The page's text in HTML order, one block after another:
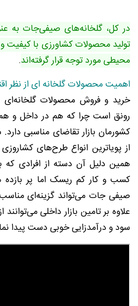
در کل، گلخانه‌های صیفی‌جات به
تولید محصولات کشاورزی با کیفیت
محیطی مورد توجه قرار گرفته‌اند.
اهمیت محصولات گلخانه ای از نظر
خرید و فروش محصولات
رونق است چرا که هم در داخل و
کشورمان بازار تقاضای مناسبی
از پویاترین انواع طرح‌های
همین دلیل آن دسته از افرادی که
کسب و کار کم ریسک اما پر بازده
صیفی جات می‌تواند گزینه‌ای مناسب
علاوه بر تامین بازار داخلی
سود و درآمدزایی خوبی دست پیدا